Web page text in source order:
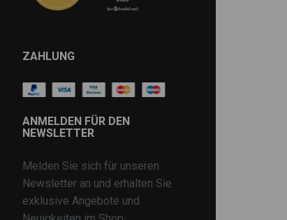
ZAHLUNG
ANMELDEN FÜR DEN
NEWSLETTER
Melden Sie sich für unseren
Newsletter an und erhalten Sie
exklusive Angebote und